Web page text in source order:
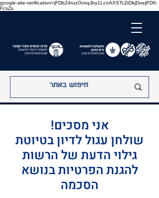
google-site-verification=jFDbZ4ruzOvvqJby1LcnAXSTcZtDkjDoejPD0-
FcsZs
אני מסכים!
שולחן עגול לדיון בטיוטת
גילוי הדעת של הרשות
להגנת הפרטיות בנושא
הסכמה